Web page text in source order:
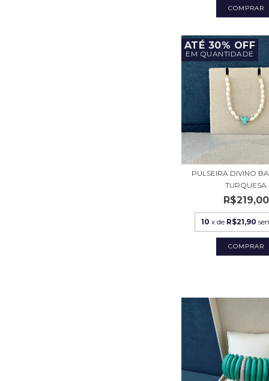
ATÉ 30% OFF
EM QUANTIDADE
PULSEIRA DIVINO
TURQUESA
R$219,00
10 x de R$21,90